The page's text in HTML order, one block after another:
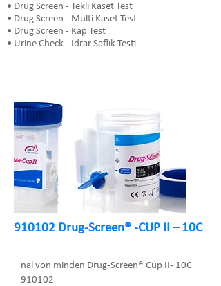
• Drug Screen - Tekli Kaset Test
• Drug Screen - Multi Kaset Test
• Drug Screen - Kap Test
• Urine Check - İdrar Saflık Testi
910102 Drug-Screen® -CUP II – 10C
nal von minden Drug-Screen® Cup II- 10C
910102